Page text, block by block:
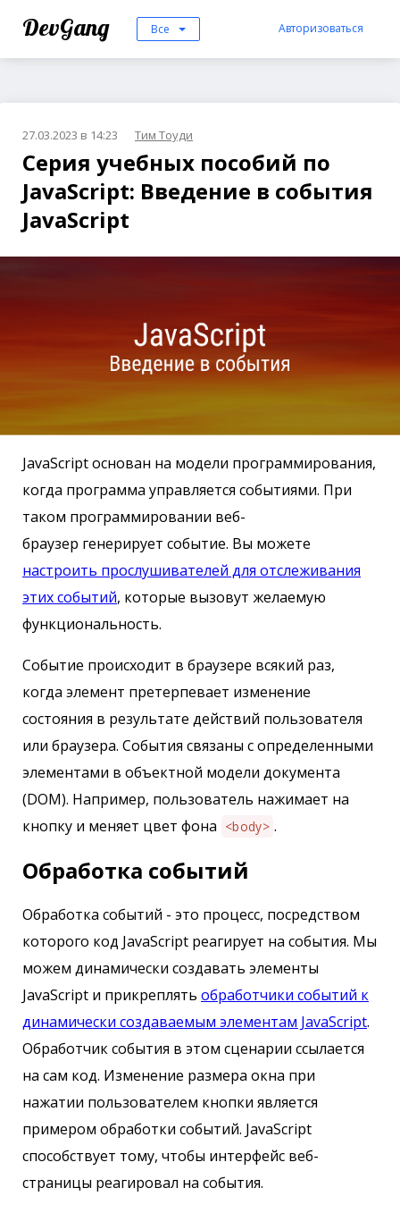
DevGang Все Авторизоваться
27.03.2023 в 14:23 Тим Тоуди
Серия учебных пособий по
JavaScript: Введение в события
JavaScript
JavaScript основан на модели программирования,
когда программа управляется событиями. При
таком программировании веб-
браузер генерирует событие. Вы можете
настроить прослушивателей для отслеживания
этих событий, которые вызовут желаемую
функциональность.
Событие происходит в браузере всякий раз,
когда элемент претерпевает изменение
состояния в результате действий пользователя
или браузера. События связаны с определенными
элементами в объектной модели документа
(DOM). Например, пользователь нажимает на
кнопку и меняет цвет фона <body> .
Обработка событий
Обработка событий - это процесс, посредством
которого код JavaScript реагирует на события. Мы
можем динамически создавать элементы
JavaScript и прикреплять обработчики событий к
динамически создаваемым элементам JavaScript.
Обработчик события в этом сценарии ссылается
на сам код. Изменение размера окна при
нажатии пользователем кнопки является
примером обработки событий. JavaScript
способствует тому, чтобы интерфейс веб-
страницы реагировал на события.